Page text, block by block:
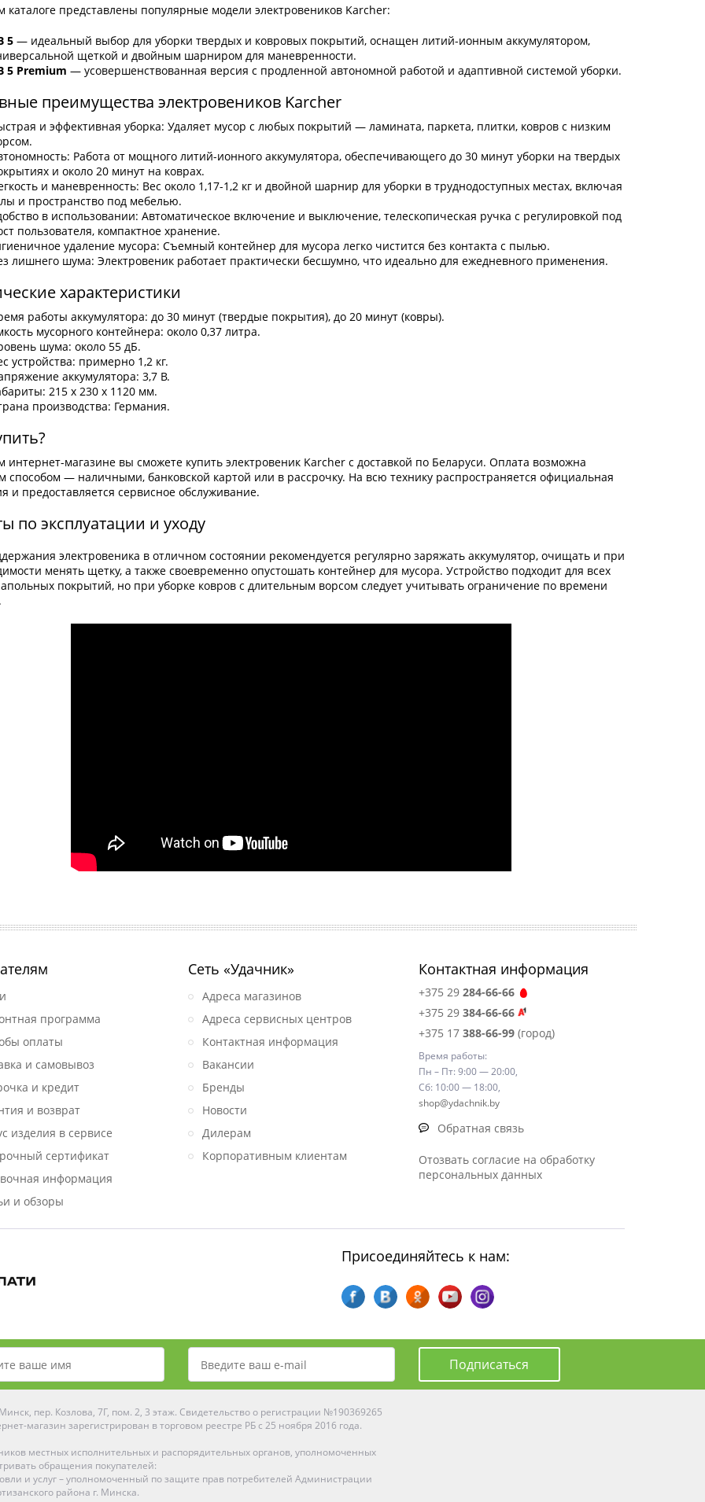
каталоге представлены популярные модели электровеников Karcher:
5— идеальный выбор для уборки твердых и ковровых покрытий, оснащен литий-ионным аккумулятором,
щеткой и двойным шарниром для маневренности.
5 Premium — усовершенствованная версия с продленной автономной работой и адаптивной системой уборки.
преимущества электровеников Karcher
и эффективная уборка: Удаляет мусор с любых покрытий — ламината, паркета, плитки, ковров с низким
Работа от мощного литий-ионного аккумулятора, обеспечивающего до 30 минут уборки на твердых
и около 20 минут на коврах.
и маневренность: Вес около 1,17-1,2 кг и двойной шарнир для уборки в труднодоступных местах, включая
и пространство под мебелью.
в использовании: Автоматическое включение и выключение, телескопическая ручка с регулировкой под
пользователя, компактное хранение.
удаление мусора: Съемный контейнер для мусора легко чистится без контакта с пылью.
лишнего шума: Электровеник работает практически бесшумно, что идеально для ежедневного применения.
характеристики
работы аккумулятора: до 30 минут (твердые покрытия), до 20 минут (ковры).
мусорного контейнера: около 0,37 литра.
шума: около 55 дБ.
устройства: примерно 1,2 кг.
аккумулятора: 3,7 В.
215 x 230 x 1120 мм.
производства: Германия.
магазине вы сможете купить электровеник Karcher с доставкой по Беларуси. Оплата возможна
способом — наличными, банковской картой или в рассрочку. На всю технику распространяется официальная
и предоставляется сервисное обслуживание.
по эксплуатации и уходу
электровеника в отличном состоянии рекомендуется регулярно заряжать аккумулятор, очищать и при
менять щетку, а также своевременно опустошать контейнер для мусора. Устройство подходит для всех
покрытий, но при уборке ковров с длительным ворсом следует учитывать ограничение по времени
программа
оплаты
и самовывоз
и кредит
и возврат
изделия в сервисе
сертификат
информация
и обзоры
Сеть «Удачник»
Адреса магазинов
Адреса сервисных центров
Контактная информация
Вакансии
Бренды
Новости
Дилерам
Корпоративным клиентам
Контактная информация
+375 29 284-66-66
+375 29 384-66-66
+375 17 388-66-99(город)
Время работы:
Пн – Пт: 9:00 — 20:00,
Сб: 10:00 — 18:00,
shop@ydachnik.by
Обратная связь
Отозвать согласие на обработку
персональных данных
Присоединяйтесь к нам:
Подписаться
пер. Козлова, 7Г, пом. 2, 3 этаж. Свидетельство о регистрации №190369265
магазин зарегистрирован в торговом реестре РБ с 25 ноября 2016 года.
местных исполнительных и распорядительных органов, уполномоченных
обращения покупателей:
и услуг – уполномоченный по защите прав потребителей Администрации
района г. Минска.